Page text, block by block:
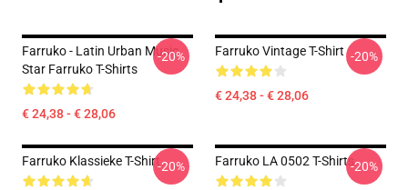
Farruko - Latin Urban Music
Star Farruko T-Shirts
€ 24,38 - € 28,06
-20% Farruko Vintage T-Shirt
€ 24,38 - € 28,06
-20%
Farruko Klassieke T-Shirt-20% Farruko LA 0502 T-Shirts-20%